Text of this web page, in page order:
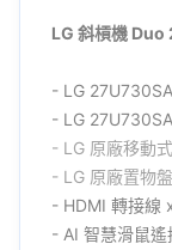
LG 斜槓機 Duo
- LG
- LG
- LG 原廠移動
- LG 原廠置物
- HDMI 轉接線
- AI 智慧滑鼠遙